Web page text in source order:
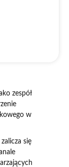
zespół
w
się